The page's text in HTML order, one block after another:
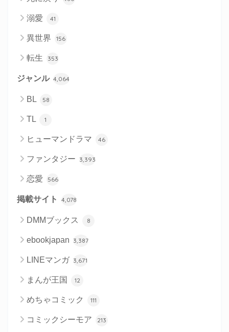
溺愛 41
異世界 156
転生 353
ジャンル 4,064
BL 58
TL 1
ヒューマンドラマ 46
ファンタジー 3,393
恋愛 566
掲載サイト 4,078
DMMブックス 8
ebookjapan 3,387
LINEマンガ 3,671
まんが王国 12
めちゃコミック 111
コミックシーモア 213